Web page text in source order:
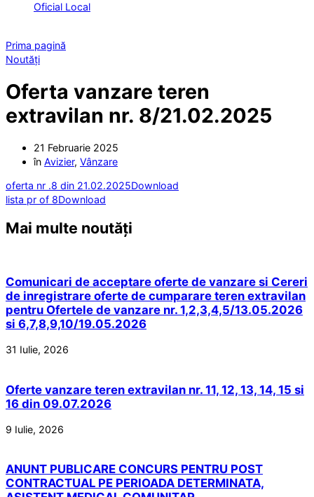
Oficial Local
Prima pagină
Noutăți
Oferta vanzare teren
extravilan nr. 8/21.02.2025
21 Februarie 2025
în Avizier, Vânzare
oferta nr .8 din 21.02.2025Download
lista pr of 8Download
Mai multe noutăți
Comunicari de acceptare oferte de vanzare si Cereri
de inregistrare oferte de cumparare teren extravilan
pentru Ofertele de vanzare nr. 1,2,3,4,5/13.05.2026
si 6,7,8,9,10/19.05.2026
31 Iulie, 2026
Oferte vanzare teren extravilan nr. 11, 12, 13, 14, 15 si
16 din 09.07.2026
9 Iulie, 2026
ANUNT PUBLICARE CONCURS PENTRU POST
CONTRACTUAL PE PERIOADA DETERMINATA,